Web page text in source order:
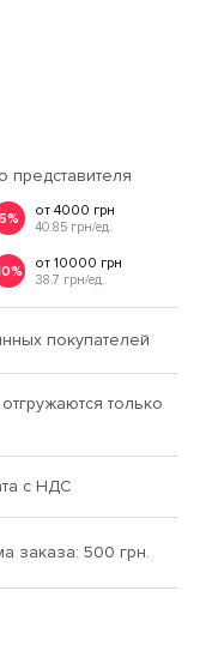
представителя
5% от 4000 грн
40.85 грн/ед.
от 10000 грн
38.7 грн/ед.
покупателей
только
с НДС
заказа: 500 грн.